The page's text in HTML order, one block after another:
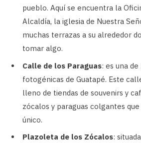
pueblo. Aquí se encuentra la
Alcaldía, la iglesia de Nuestra
muchas terrazas a su alrededor
tomar algo.
Calle de los Paraguas: es una
fotogénicas de Guatapé. Este
lleno de tiendas de souvenirs y
zócalos y paraguas colgantes
único.
Plazoleta de los Zócalos: